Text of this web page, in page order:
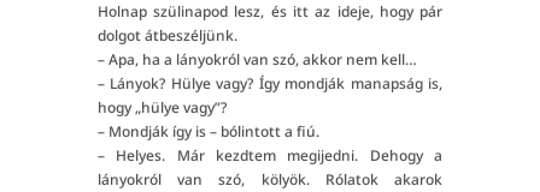
Holnap szülinapod lesz, és itt az ideje, hogy pár
dolgot átbeszéljünk.
– Apa, ha a lányokról van szó, akkor nem kell…
– Lányok? Hülye vagy? Így mondják manapság is,
hogy „hülye vagy”?
– Mondják így is – bólintott a fiú.
– Helyes. Már kezdtem megijedni. Dehogy a
lányokról van szó, kölyök. Rólatok akarok